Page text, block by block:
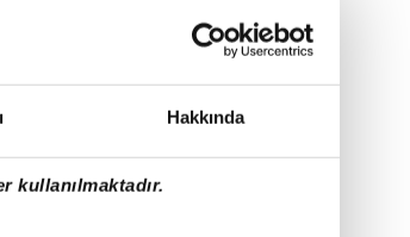
Hakkında
kullanılmaktadır.